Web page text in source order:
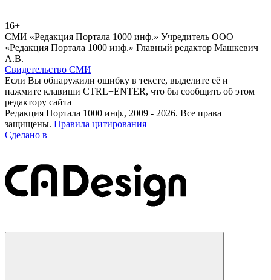
16+
СМИ «Редакция Портала 1000 инф.» Учредитель ООО
«Редакция Портала 1000 инф.» Главный редактор Машкевич
А.В.
Свидетельство СМИ
Если Вы обнаружили ошибку в тексте, выделите её и
нажмите клавиши CTRL+ENTER, что бы сообщить об этом
редактору сайта
Редакция Портала 1000 инф., 2009 - 2026. Все права
защищены. Правила цитирования
Сделано в